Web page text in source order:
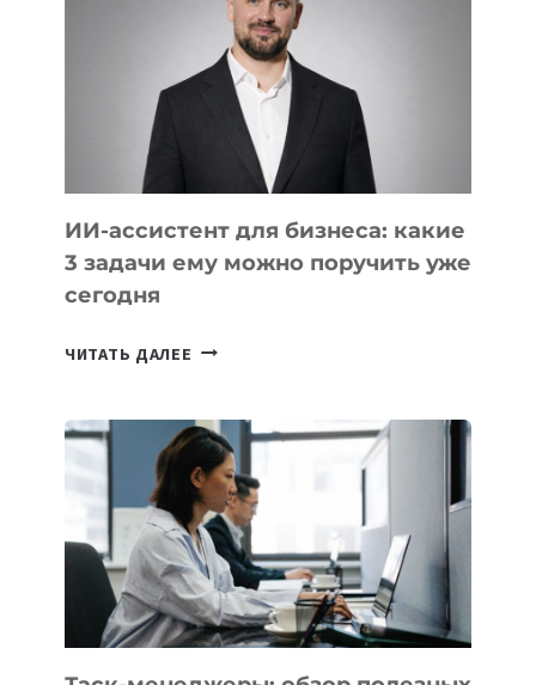
РАЗВИВАЮТ
ТЕХНОЛОГИЧЕСКОЕ
ОБРАЗОВАНИЕ
ТАДЖИКИСТАНА
ИИ-ассистент для бизнеса: какие
3 задачи ему можно поручить уже
сегодня
ЧИТАТЬ ДАЛЕЕ ИИ-
БИЗНЕСА:
КАКИЕ
3
ЗАДАЧИ
ЕМУ
МОЖНО
ПОРУЧИТЬ
УЖЕ
СЕГОДНЯ